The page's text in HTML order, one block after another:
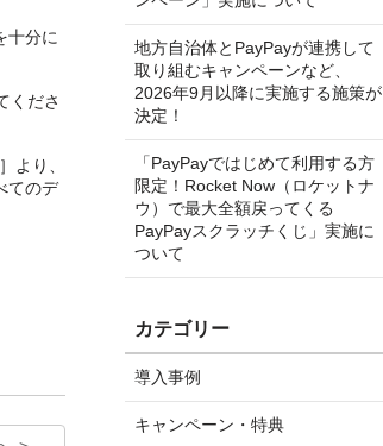
十分に
くださ
より、
てのデ
地方自治体とPayPayが連携して
取り組むキャンペーンなど、
2026年9月以降に実施する施策が
決定！
「PayPayではじめて利用する方
限定！Rocket Now（ロケットナ
ウ）で最大全額戻ってくる
PayPayスクラッチくじ」実施に
ついて
カテゴリー
導入事例
キャンペーン・特典